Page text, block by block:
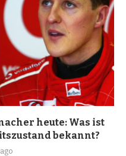
heute: Was ist
bekannt?